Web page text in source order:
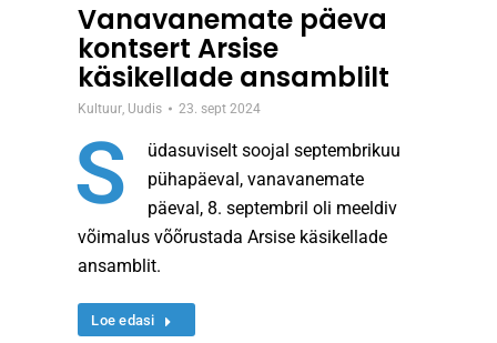
Vanavanemate päeva
kontsert Arsise
käsikellade ansamblilt
Kultuur, Uudis 23. sept 2024
S
üdasuviselt soojal septembrikuu
pühapäeval, vanavanemate
päeval, 8. septembril oli meeldiv
võimalus võõrustada Arsise käsikellade
ansamblit.
Loe edasi